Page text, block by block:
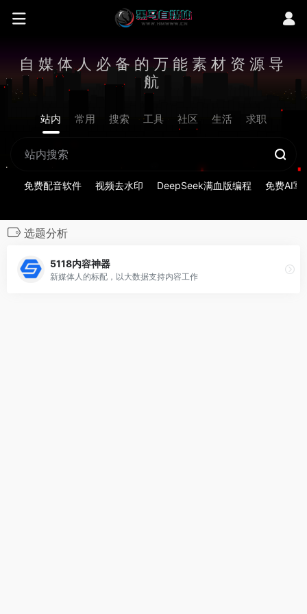
自媒体人必备的万能素材资源导
航
站内 常用 搜索 工具 社区 生活 求职
免费配音软件 视频去水印 DeepSeek满血版编程 免费AI写
选题分析
5118内容神器
新媒体人的标配，以大数据支持内容工作